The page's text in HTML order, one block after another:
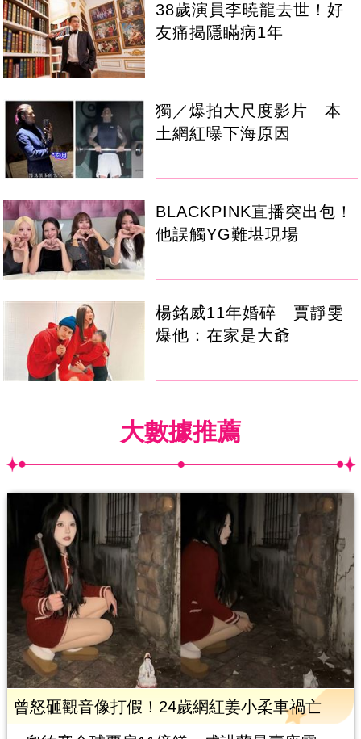
38歲演員李曉龍去世！好
友痛揭隱瞞病1年
獨／爆拍大尺度影片 本
土網紅曝下海原因
BLACKPINK直播突出包！
他誤觸YG難堪現場
楊銘威11年婚碎 賈靜雯
爆他：在家是大爺
大數據推薦
曾怒砸觀音像打假！24歲網紅姜小柔車禍亡